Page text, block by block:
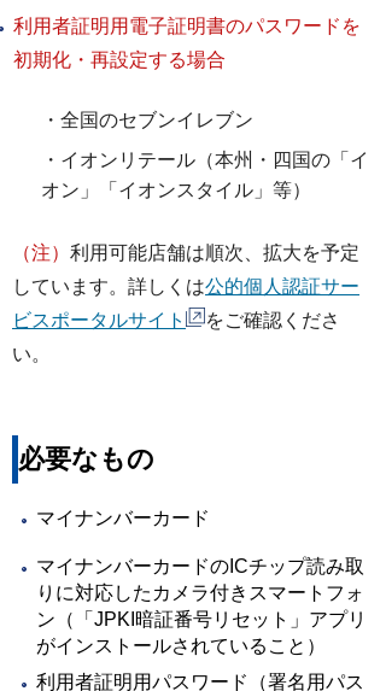
利用者証明用電子証明書のパスワードを
初期化・再設定する場合
・全国のセブンイレブン
・イオンリテール（本州・四国の「イ
オン」「イオンスタイル」等）
（注） 利用可能店舗は順次、拡大を予定
しています。詳しくは公的個人認証サー
ビスポータルサイト
をご確認くださ
い。
必要なもの
マイナンバーカード
マイナンバーカードのICチップ読み取
りに対応したカメラ付きスマートフォ
ン（「JPKI暗証番号リセット」アプリ
がインストールされていること）
利用者証明用パスワード（署名用パス